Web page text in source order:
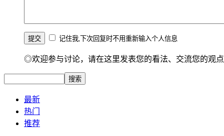
记住我,下次回复时不用重新输入个人信息
◎欢迎参与讨论，请在这里发表您的看法、交流您的观
最新
热门
推荐